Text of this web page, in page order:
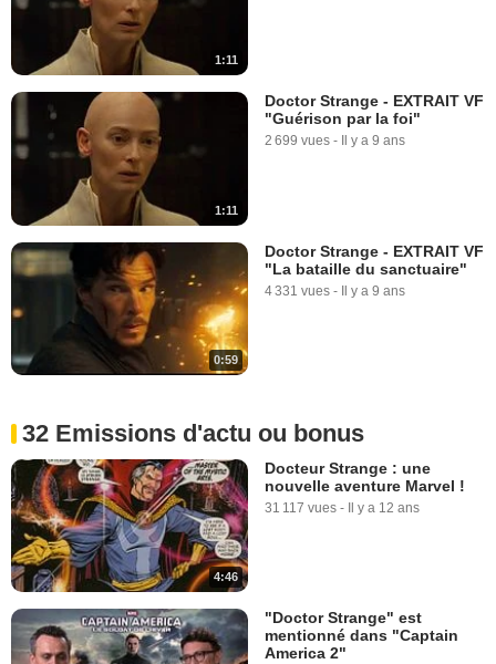
1:11
1:11
Doctor Strange - EXTRAIT VF
"Guérison par la foi"
2 699 vues - Il y a 9 ans
0:59
Doctor Strange - EXTRAIT VF
"La bataille du sanctuaire"
4 331 vues - Il y a 9 ans
32 Emissions d'actu ou bonus
4:46
Docteur Strange : une
nouvelle aventure Marvel !
31 117 vues - Il y a 12 ans
"Doctor Strange" est
mentionné dans "Captain
America 2"